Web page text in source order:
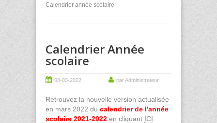
Calendrier année scolaire
Calendrier Année
scolaire
08-03-2022 par Administrateur
Retrouvez la nouvelle version actualisée
en mars 2022 du calendrier de l'année
scolaire 2021-2022 en cliquant ICI